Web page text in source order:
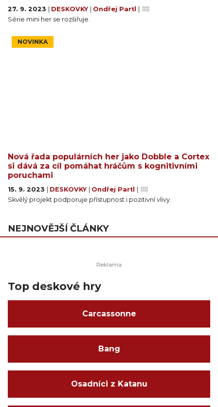
27. 9. 2023 DESKOVKY Ondřej Partl
Série mini her se rozšiřuje.
NOVINKA
Nová řada populárních her jako Dobble a Cortex
si dává za cíl pomáhat hráčům s kognitivními
poruchami
15. 9. 2023 DESKOVKY Ondřej Partl
Skvělý projekt podporuje přístupnost i pozitivní vlivy.
NEJNOVĚJŠÍ ČLÁNKY
Top deskové hry
Carcassonne
Bang
Osadníci z Katanu